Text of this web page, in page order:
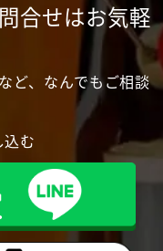
合せはお気軽
ど、なんでもご相談
む